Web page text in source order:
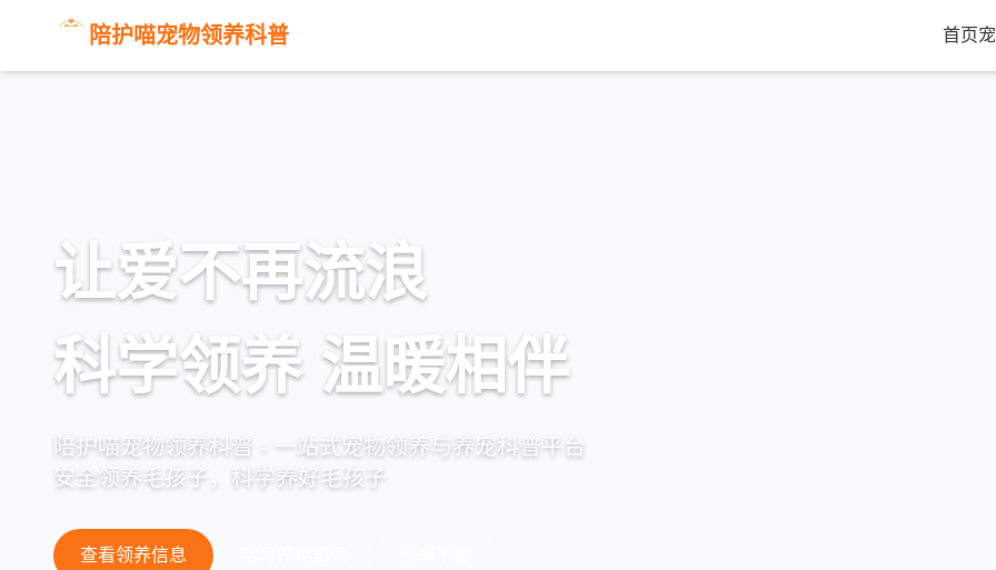
陪护喵宠物领养科普 首页
让爱不再流浪
科学领养 温暖相伴
陪护喵宠物领养科普 - 一站式宠物领养与养宠科普平台
安全领养毛孩子，科学养好毛孩子
查看领养信息